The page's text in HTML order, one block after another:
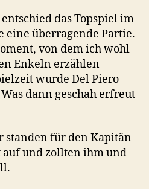
das Topspiel im
eine überragende Partie.
von dem ich wohl
Enkeln erzählen
wurde Del Piero
dann geschah erfreut
standen für den Kapitän
auf und zollten ihm und